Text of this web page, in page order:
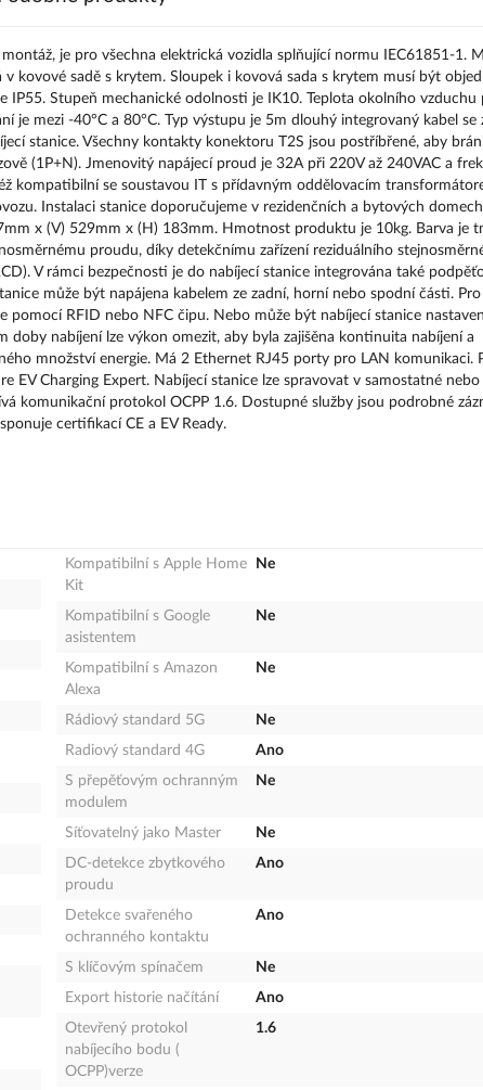
je pro všechna elektrická vozidla splňující normu IEC61851-1.
kovové sadě s krytem. Sloupek i kovová sada s krytem musí být
Stupeň mechanické odolnosti je IK10. Teplota okolního vzduchu
je mezi -40°C a 80°C. Typ výstupu je 5m dlouhý integrovaný kabel se
stanice. Všechny kontakty konektoru T2S jsou postříbřené, aby
(1P+N). Jmenovitý napájecí proud je 32A při 220V až 240VAC a
kompatibilní se soustavou IT s přídavným oddělovacím
Instalaci stanice doporučujeme v rezidenčních a bytových
x (V) 529mm x (H) 183mm. Hmotnost produktu je 10kg. Barva je
proudu, díky detekčnímu zařízení reziduálního
V rámci bezpečnosti je do nabíjecí stanice integrována také
může být napájena kabelem ze zadní, horní nebo spodní části.
RFID nebo NFC čipu. Nebo může být nabíjecí stanice
doby nabíjení lze výkon omezit, aby byla zajišěna kontinuita nabíjení a
množství energie. Má 2 Ethernet RJ45 porty pro LAN komunikaci.
EV Charging Expert. Nabíjecí stanice lze spravovat v samostatné nebo
komunikační protokol OCPP 1.6. Dostupné služby jsou podrobné
certifikací CE a EV Ready.
Kompatibilní s Apple Home
Kit
Ne
Kompatibilní s Google
asistentem
Ne
Kompatibilní s Amazon
Alexa
Ne
Rádiový standard 5G
Ne
Radiový standard 4G
Ano
S přepěťovým ochranným
modulem
Ne
Síťovatelný jako Master
Ne
DC-detekce zbytkového
proudu
Ano
Detekce svařeného
ochranného kontaktu
Ano
S klíčovým spínačem
Ne
Export historie načítání
Ano
Otevřený protokol
nabíjecího bodu (
OCPP)verze
1.6